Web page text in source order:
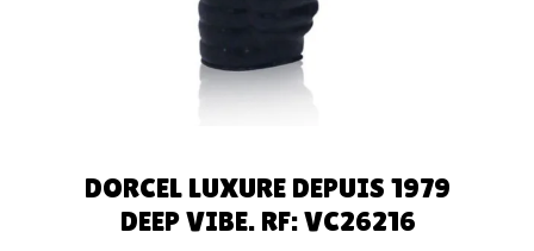
DORCEL LUXURE DEPUIS 1979
DEEP VIBE. RF: VC26216